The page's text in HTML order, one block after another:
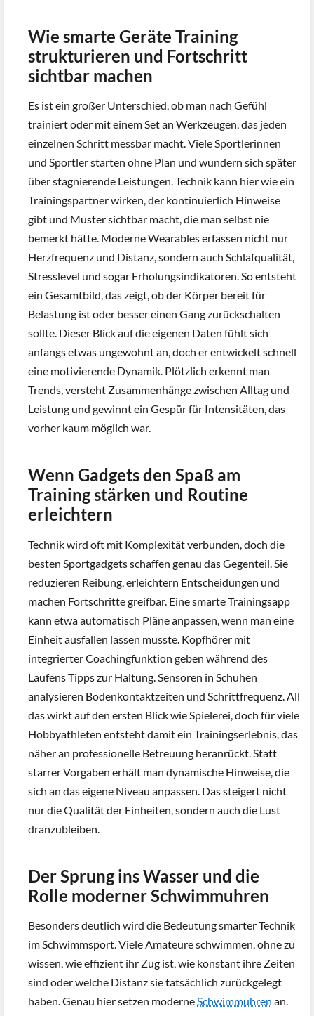
Wie smarte Geräte Training
strukturieren und Fortschritt
sichtbar machen
Es ist ein großer Unterschied, ob man nach Gefühl
trainiert oder mit einem Set an Werkzeugen, das jeden
einzelnen Schritt messbar macht. Viele Sportlerinnen
und Sportler starten ohne Plan und wundern sich später
über stagnierende Leistungen. Technik kann hier wie ein
Trainingspartner wirken, der kontinuierlich Hinweise
gibt und Muster sichtbar macht, die man selbst nie
bemerkt hätte. Moderne Wearables erfassen nicht nur
Herzfrequenz und Distanz, sondern auch Schlafqualität,
Stresslevel und sogar Erholungsindikatoren. So entsteht
ein Gesamtbild, das zeigt, ob der Körper bereit für
Belastung ist oder besser einen Gang zurückschalten
sollte. Dieser Blick auf die eigenen Daten fühlt sich
anfangs etwas ungewohnt an, doch er entwickelt schnell
eine motivierende Dynamik. Plötzlich erkennt man
Trends, versteht Zusammenhänge zwischen Alltag und
Leistung und gewinnt ein Gespür für Intensitäten, das
vorher kaum möglich war.
Wenn Gadgets den Spaß am
Training stärken und Routine
erleichtern
Technik wird oft mit Komplexität verbunden, doch die
besten Sportgadgets schaffen genau das Gegenteil. Sie
reduzieren Reibung, erleichtern Entscheidungen und
machen Fortschritte greifbar. Eine smarte Trainingsapp
kann etwa automatisch Pläne anpassen, wenn man eine
Einheit ausfallen lassen musste. Kopfhörer mit
integrierter Coachingfunktion geben während des
Laufens Tipps zur Haltung. Sensoren in Schuhen
analysieren Bodenkontaktzeiten und Schrittfrequenz. All
das wirkt auf den ersten Blick wie Spielerei, doch für viele
Hobbyathleten entsteht damit ein Trainingserlebnis, das
näher an professionelle Betreuung heranrückt. Statt
starrer Vorgaben erhält man dynamische Hinweise, die
sich an das eigene Niveau anpassen. Das steigert nicht
nur die Qualität der Einheiten, sondern auch die Lust
dranzubleiben.
Der Sprung ins Wasser und die
Rolle moderner Schwimmuhren
Besonders deutlich wird die Bedeutung smarter Technik
im Schwimmsport. Viele Amateure schwimmen, ohne zu
wissen, wie effizient ihr Zug ist, wie konstant ihre Zeiten
sind oder welche Distanz sie tatsächlich zurückgelegt
haben. Genau hier setzen moderneSchwimmuhren an.